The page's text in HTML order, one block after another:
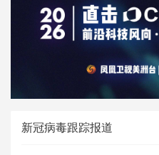
新冠病毒跟踪报道